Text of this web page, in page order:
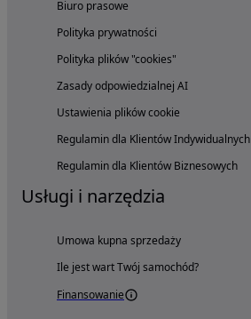
Biuro prasowe
Polityka prywatności
Polityka plików "cookies"
Zasady odpowiedzialnej AI
Ustawienia plików cookie
Regulamin dla Klientów Indywidualnych
Regulamin dla Klientów Biznesowych
Usługi i narzędzia
Umowa kupna sprzedaży
Ile jest wart Twój samochód?
Finansowanie